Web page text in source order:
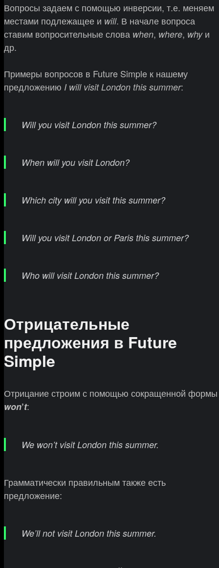
Вопросы задаем с помощью инверсии, т.е. меняем
местами подлежащее и will. В начале вопроса
ставим вопросительные слова when, where, why и
др.
Примеры вопросов в Future Simple к нашему
предложению I will visit London this summer:
Will you visit London this summer?
When will you visit London?
Which city will you visit this summer?
Will you visit London or Paris this summer?
Who will visit London this summer?
Отрицательные
предложения в Future
Simple
Отрицание строим с помощью сокращенной формы
won’t:
We won’t visit London this summer.
Грамматически правильным также есть
предложение:
We’ll not visit London this summer.